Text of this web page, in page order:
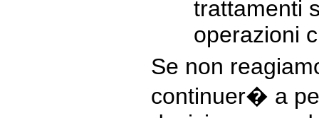
trattamenti
operazioni
Se non
continuer� a